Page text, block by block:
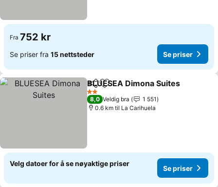
Fra 752 kr
Se priser fra 15 nettsteder Se priser
Del Legg til i favoritter
BLUESEA Dimona Suites
2 Stjerner
8,0 Veldig bra
1 551
0.6 km til La Carihuela
Velg datoer for å se nøyaktige priser
Se priser